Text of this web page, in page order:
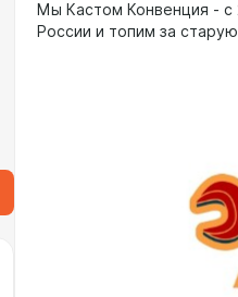
Мы Кастом Конвенция - с
России и топим за